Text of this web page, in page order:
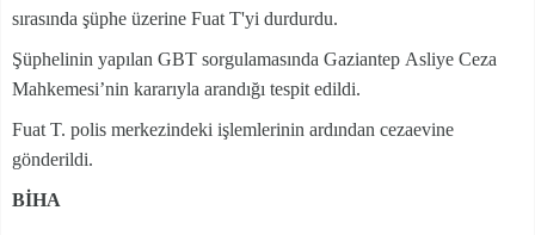
sırasında şüphe üzerine Fuat T'yi durdurdu.
Şüphelinin yapılan GBT sorgulamasında Gaziantep Asliye Ceza
Mahkemesi’nin kararıyla arandığı tespit edildi.
Fuat T. polis merkezindeki işlemlerinin ardından cezaevine
gönderildi.
BİHA